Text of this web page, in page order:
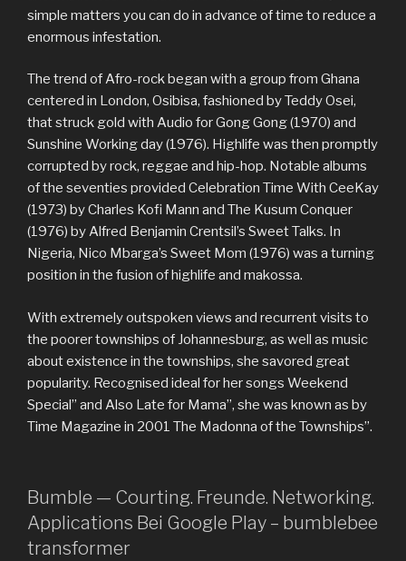
simple matters you can do in advance of time to reduce a
enormous infestation.
The trend of Afro-rock began with a group from Ghana
centered in London, Osibisa, fashioned by Teddy Osei,
that struck gold with Audio for Gong Gong (1970) and
Sunshine Working day (1976). Highlife was then promptly
corrupted by rock, reggae and hip-hop. Notable albums
of the seventies provided Celebration Time With CeeKay
(1973) by Charles Kofi Mann and The Kusum Conquer
(1976) by Alfred Benjamin Crentsil’s Sweet Talks. In
Nigeria, Nico Mbarga’s Sweet Mom (1976) was a turning
position in the fusion of highlife and makossa.
With extremely outspoken views and recurrent visits to
the poorer townships of Johannesburg, as well as music
about existence in the townships, she savored great
popularity. Recognised ideal for her songs Weekend
Special” and Also Late for Mama”, she was known as by
Time Magazine in 2001 The Madonna of the Townships”.
Bumble — Courting. Freunde. Networking.
Applications Bei Google Play – bumblebee
transformer